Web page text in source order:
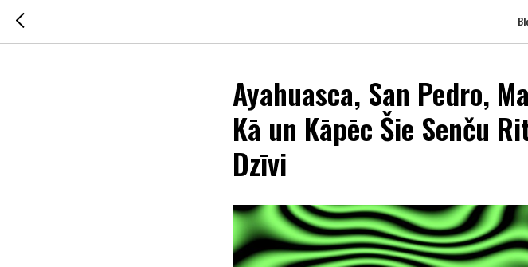
Ayahuasca, San Pedro,
Kā un Kāpēc Šie Senču
Dzīvi